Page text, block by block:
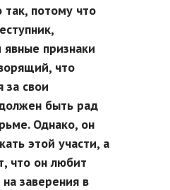
потому что
признаки
что
за свои
быть рад
Однако, он
этой участи, а
что он любит
заверения в